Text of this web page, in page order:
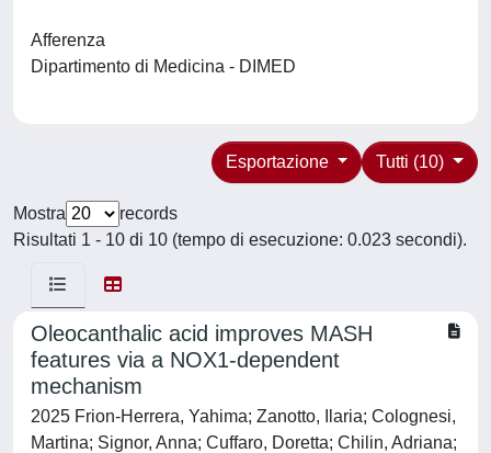
Afferenza
Dipartimento di Medicina - DIMED
Tutti (10)
Esportazione
Mostra
records
Risultati 1 - 10 di 10 (tempo di esecuzione: 0.023 secondi).
Oleocanthalic acid improves MASH
features via a NOX1-dependent
mechanism
2025 Frion-Herrera, Yahima; Zanotto, Ilaria; Colognesi,
Martina; Signor, Anna; Cuffaro, Doretta; Chilin, Adriana;